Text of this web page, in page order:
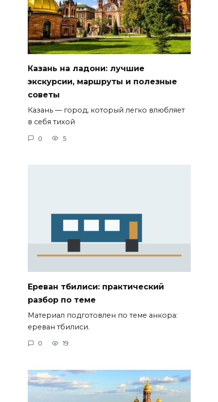
Казань на ладони: лучшие
экскурсии, маршруты и полезные
советы
Казань — город, который легко влюбляет
в себя тихой
0 5
Ереван тбилиси: практический
разбор по теме
Материал подготовлен по теме анкора:
ереван тбилиси.
0 19